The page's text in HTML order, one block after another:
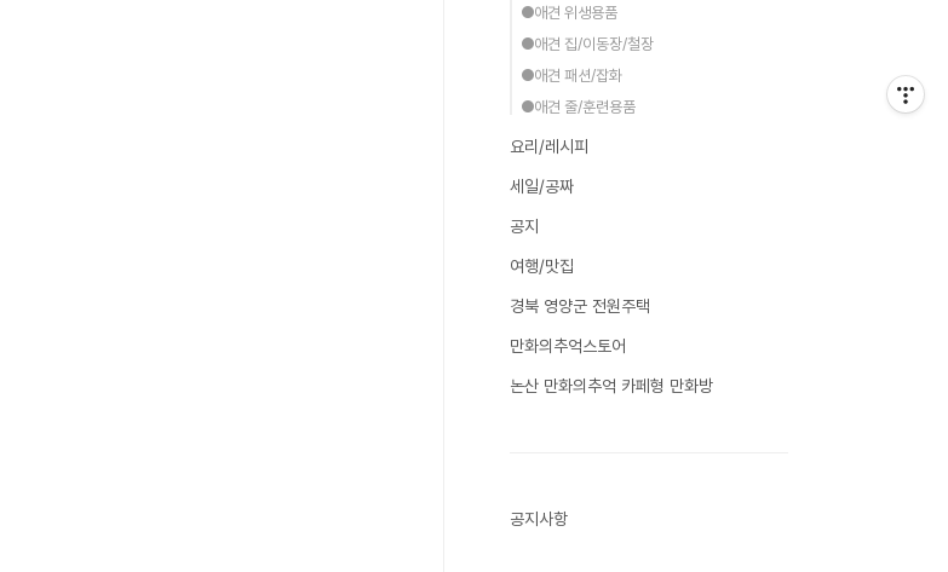
●애견 위생용품
●애견 집/이동장/철장
●애견 패션/잡화
●애견 줄/훈련용품
요리/레시피
세일/공짜
공지
여행/맛집
경북 영양군 전원주택
만화의추억스토어
논산 만화의추억 카페형 만화방
공지사항